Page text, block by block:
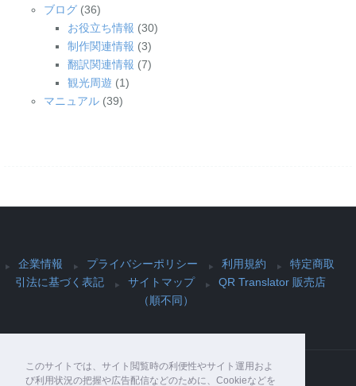
このサイトでは、サイト閲覧時の利便性やサイト運用およ
び利用状況の把握や広告配信などのために、Cookieなどを
ブログ (36)
お役立ち情報 (30)
制作関連情報 (3)
翻訳関連情報 (7)
観光周遊 (1)
マニュアル (39)
企業情報 プライバシーポリシー 利用規約
特定商取
引法に基づく表記
サイトマップ
QR Translator 販売店
（順不同）